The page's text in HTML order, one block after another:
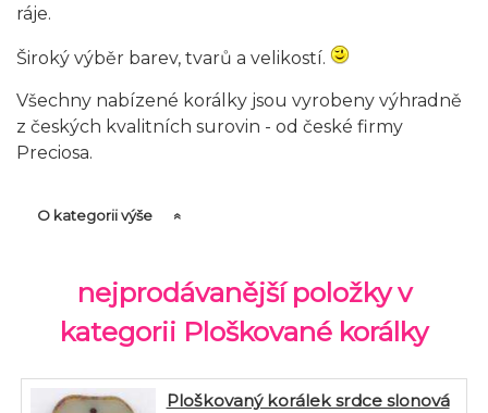
ráje.
Široký výběr barev, tvarů a velikostí.
Všechny nabízené korálky jsou vyrobeny výhradně
z českých kvalitních surovin - od české firmy
Preciosa.
O kategorii výše
nejprodávanější položky v
kategorii Ploškované korálky
Ploškovaný korálek srdce slonová